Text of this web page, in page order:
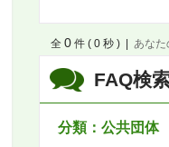
FAQ検
分類：公共団体
全 0 件 ( 0 秒 ) あなた